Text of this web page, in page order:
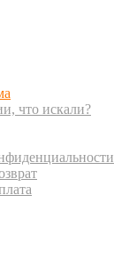
что искали?